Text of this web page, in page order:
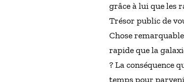
grâce à lui que les
Trésor public de
Chose
rapide que la
? La conséquence
temps pour